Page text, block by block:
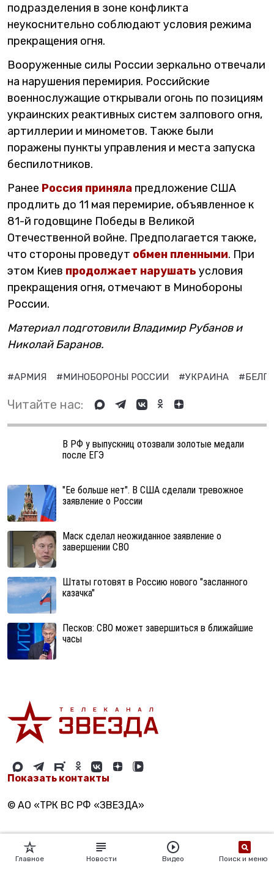
подразделения в зоне конфликта
неукоснительно соблюдают условия режима
прекращения огня.
Вооруженные силы России зеркально отвечали
на нарушения перемирия. Российские
военнослужащие открывали огонь по позициям
украинских реактивных систем залпового огня,
артиллерии и минометов. Также были
поражены пункты управления и места запуска
беспилотников.
Ранее Россия приняла предложение США
продлить до 11 мая перемирие, объявленное к
81-й годовщине Победы в Великой
Отечественной войне. Предполагается также,
что стороны проведут обмен пленными. При
этом Киев продолжает нарушать условия
прекращения огня, отмечают в Минобороны
России.
Материал подготовили Владимир Рубанов и
Николай Баранов.
#АРМИЯ #МИНОБОРОНЫ РОССИИ #УКРАИНА
Читайте нас:
В РФ у выпускниц отозвали золотые медали
после ЕГЭ
"Ее больше нет". В США сделали тревожное
заявление о России
Маск сделал неожиданное заявление о
завершении СВО
Штаты готовят в Россию нового "засланного
казачка"
Песков: СВО может завершиться в ближайшие
часы
Показать контакты
© АО «ТРК ВС РФ «ЗВЕЗДА»
Главное Новости Видео Поиск и меню